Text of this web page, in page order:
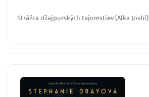
Strážca džajpurských tajomstiev (Alka Joshi)